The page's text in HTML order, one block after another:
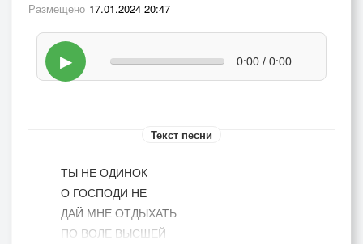
Размещено 17.01.2024 20:47
▶ 0:00 / 0:00
Текст песни
ТЫ НЕ ОДИНОК
О ГОСПОДИ НЕ
ДАЙ МНЕ ОТДЫХАТЬ
ПО ВОЛЕ ВЫСШЕЙ